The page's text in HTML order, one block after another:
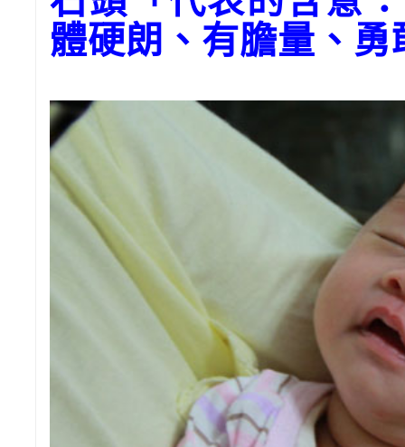
體硬朗、有膽量、勇